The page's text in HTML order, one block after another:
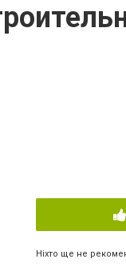
Ніхто ще не